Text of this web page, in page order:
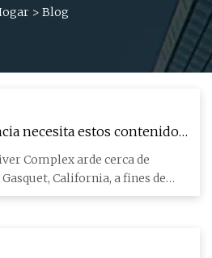
> Blog
necesita estos contenidos
para
Complex arde cerca de
California, a fines de